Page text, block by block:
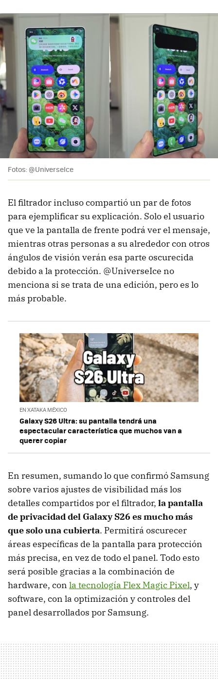
Fotos: @UniverseIce
El filtrador incluso compartió un par de fotos
para ejemplificar su explicación. Solo el usuario
que ve la pantalla de frente podrá ver el mensaje,
mientras otras personas a su alrededor con otros
ángulos de visión verán esa parte oscurecida
debido a la protección. @UniverseIce no
menciona si se trata de una edición, pero es lo
más probable.
EN XATAKA MÉXICO
Galaxy S26 Ultra: su pantalla tendrá una
espectacular característica que muchos van a
querer copiar
En resumen, sumando lo que confirmó Samsung
sobre varios ajustes de visibilidad más los
detalles compartidos por el filtrador, la pantalla
de privacidad del Galaxy S26 es mucho más
que solo una cubierta. Permitirá oscurecer
áreas específicas de la pantalla para protección
más precisa, en vez de todo el panel. Todo esto
será posible gracias a la combinación de
hardware, con la tecnología Flex Magic Pixel, y
software, con la optimización y controles del
panel desarrollados por Samsung.